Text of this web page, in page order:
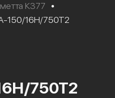
К377
•
150/16Н/750Т2
750Т2